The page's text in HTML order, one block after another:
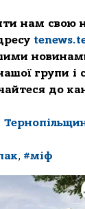
нам свою
групи і
до
, #міф